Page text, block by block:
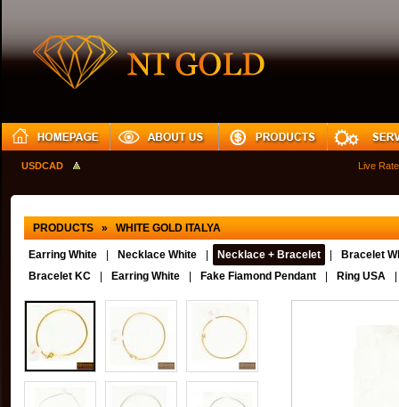
USDCAD Live
PRODUCTS » WHITE GOLD ITALYA
Earring White Necklace White Necklace + Bracelet
Bracelet
Bracelet KC
Earring White Fake Fiamond Pendant Ring USA